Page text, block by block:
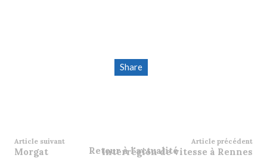
Share
Article suivant
Morgat
Article précédent
Interrégion de vitesse à Rennes
Retour à l'actualité